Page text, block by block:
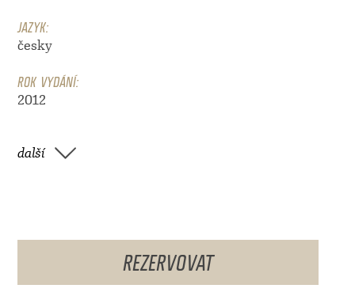
JAZYK:
česky
ROK VYDÁNÍ:
2012
další
REZERVOVAT